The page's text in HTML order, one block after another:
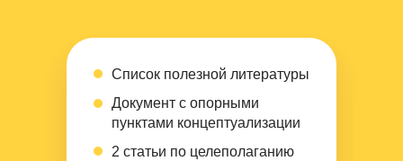
Список полезной литературы
Документ с опорными
пунктами концептуализации
2 статьи по целеполаганию